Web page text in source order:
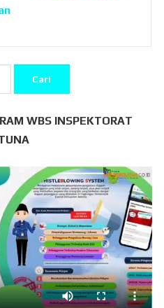
WBS INSPEKTORAT